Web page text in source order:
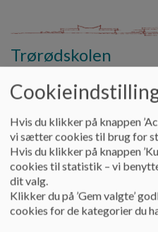
Trørødskolen
Læring Lille skole & Store
Lille skole &
Under opbygning
Hvis du klikker på knappen
vi sætter cookies til brug for
Hvis du klikker på knappen
cookies til statistik – vi
dit valg.
Klikker du på ’Gem valgte’
cookies for de kategorier du